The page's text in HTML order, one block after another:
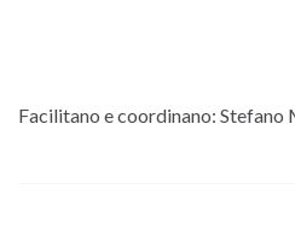
Facilitano e coordinano: